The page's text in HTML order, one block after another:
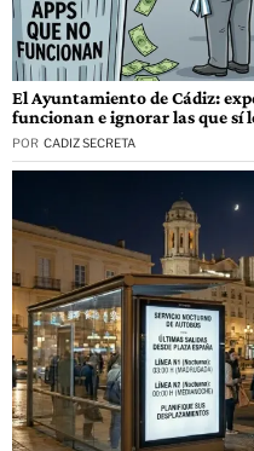
El Ayuntamiento de Cádiz:
funcionan e ignorar las que sí
POR CADIZ SECRETA